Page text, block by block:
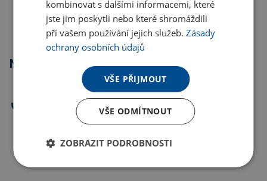
Nejprodávanější
kombinovat s dalšími informacemi, které
jste jim poskytli nebo které shromáždili
při vašem používání jejich služeb.Zásady
ochrany osobních údajů
VŠE PŘIJMOUT
VŠE ODMÍTNOUT
ZOBRAZIT PODROBNOSTI